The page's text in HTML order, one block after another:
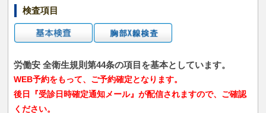
検査項目
労働安 全衛生規則第44条の項目を基本としています。
WEB予約をもって、ご予約確定となります。
後日『受診日時確定通知メール』が配信されますので、ご確認
ください。